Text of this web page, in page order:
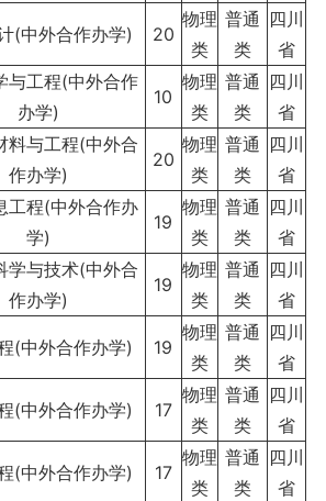
(中外合作办学) 20
物理
类
普通
类
四川
省
与工程(中外合作
办学)
10
物理
类
普通
类
四川
省
料与工程(中外合
作办学)
20
物理
类
普通
类
四川
省
工程(中外合作办
学)
19
物理
类
普通
类
四川
省
学与技术(中外合
作办学)
19
物理
类
普通
类
四川
省
(中外合作办学) 19
物理
类
普通
类
四川
省
(中外合作办学) 17
物理
类
普通
类
四川
省
(中外合作办学) 17
物理
类
普通
类
四川
省